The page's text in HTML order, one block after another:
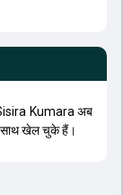
Kumara अब
साथ खेल चुके हैं।